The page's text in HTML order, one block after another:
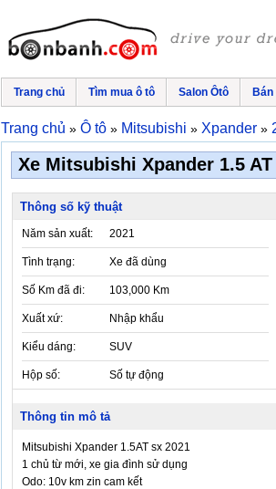
Trang chủ Tìm mua ô tô Salon Ôtô Bán
Trang chủ » Ô tô » Mitsubishi » Xpander »
Xe Mitsubishi Xpander 1.5 AT
Thông số kỹ thuật
Năm sản xuất: 2021
Tình trạng: Xe đã dùng
Số Km đã đi: 103,000 Km
Xuất xứ: Nhập khẩu
Kiểu dáng: SUV
Hộp số: Số tự động
Thông tin mô tả
Mitsubishi Xpander 1.5AT sx 2021
1 chủ từ mới, xe gia đình sử dụng
Odo: 10v km zin cam kết